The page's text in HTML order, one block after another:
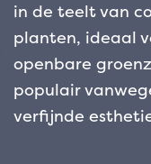
in de teelt van
planten, ideaal
openbare
populair
verfijnde